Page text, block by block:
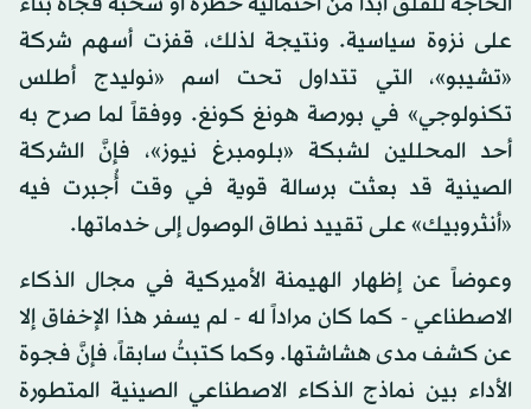
على نزوة سياسية. ونتيجة لذلك، قفزت أسهم شركة
«تشيبو»، التي تتداول تحت اسم «نوليدج أطلس
تكنولوجي» في بورصة هونغ كونغ. ووفقاً لما صرح به
أحد المحللين لشبكة «بلومبرغ نيوز»، فإنَّ الشركة
الصينية قد بعثت برسالة قوية في وقت أُجبرت فيه
«أنثروبيك» على تقييد نطاق الوصول إلى خدماتها.
وعوضاً عن إظهار الهيمنة الأميركية في مجال الذكاء
الاصطناعي - كما كان مراداً له - لم يسفر هذا الإخفاق إلا
عن كشف مدى هشاشتها. وكما كتبتُ سابقاً، فإنَّ فجوة
الأداء بين نماذج الذكاء الاصطناعي الصينية المتطورة